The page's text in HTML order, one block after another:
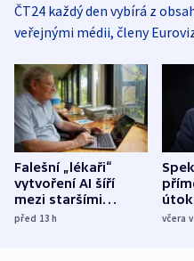
ČT24 každý den vybírá z
veřejnými médii, členy
Falešní „lékaři“
vytvoření AI šíří
mezi staršími
Poláky nebezpečné
před 13h
míní
včera